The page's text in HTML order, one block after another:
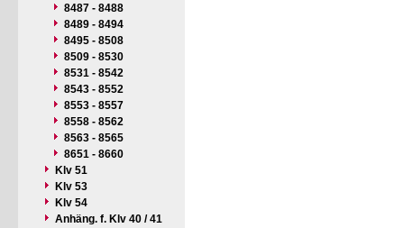
8487 - 8488
8489 - 8494
8495 - 8508
8509 - 8530
8531 - 8542
8543 - 8552
8553 - 8557
8558 - 8562
8563 - 8565
8651 - 8660
Klv 51
Klv 53
Klv 54
Anhäng. f. Klv 40 / 41